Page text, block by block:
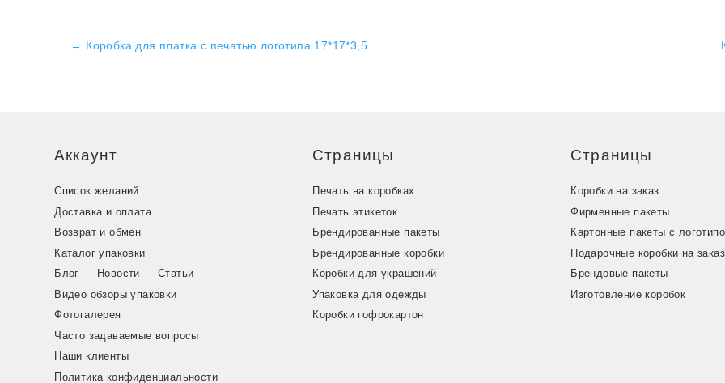
← Коробка для платка с печатью логотипа 17*17*3,5
Аккаунт
Список желаний
Доставка и оплата
Возврат и обмен
Каталог упаковки
Блог — Новости — Статьи
Видео обзоры упаковки
Фотогалерея
Часто задаваемые вопросы
Наши клиенты
Политика конфиденциальности
Страницы
Печать на коробках
Печать этикеток
Брендированные пакеты
Брендированные коробки
Коробки для украшений
Упаковка для одежды
Коробки гофрокартон
Страницы
Коробки на заказ
Фирменные пакеты
Картонные пакеты с
Подарочные коробки на заказ
Брендовые пакеты
Изготовление коробок